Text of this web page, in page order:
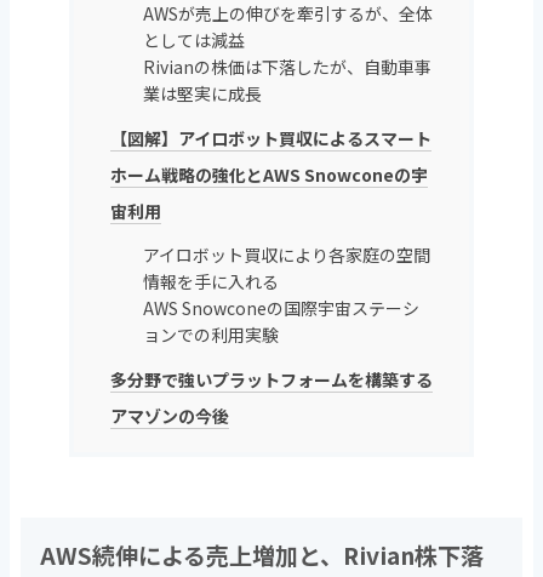
AWSが売上の伸びを牽引するが、全体
としては減益
Rivianの株価は下落したが、自動車事
業は堅実に成長
【図解】アイロボット買収によるスマート
ホーム戦略の強化とAWS Snowconeの宇
宙利用
アイロボット買収により各家庭の空間
情報を手に入れる
AWS Snowconeの国際宇宙ステーシ
ョンでの利用実験
多分野で強いプラットフォームを構築する
アマゾンの今後
AWS続伸による売上増加と、Rivian株下落